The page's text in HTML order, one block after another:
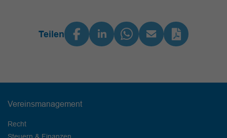
Teilen
Vereinsmanagement
Recht